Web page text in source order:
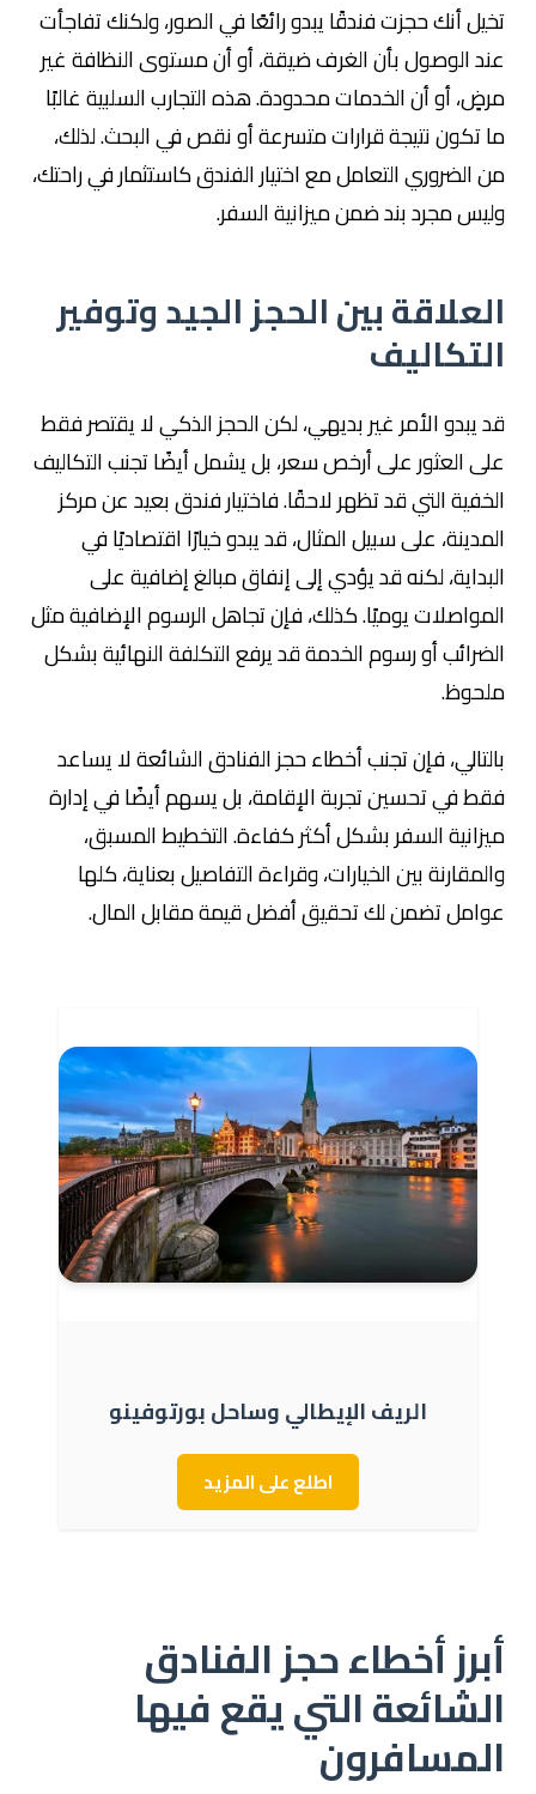
تخيل أنك حجزت فندقًا يبدو رائعًا في الصور، ولكنك تفاجأت
عند الوصول بأن الغرف ضيقة، أو أن مستوى النظافة غير
مرضٍ، أو أن الخدمات محدودة. هذه التجارب السلبية غالبًا
ما تكون نتيجة قرارات متسرعة أو نقص في البحث. لذلك،
من الضروري التعامل مع اختيار الفندق كاستثمار في راحتك،
وليس مجرد بند ضمن ميزانية السفر.
العلاقة بين الحجز الجيد وتوفير
التكاليف
قد يبدو الأمر غير بديهي، لكن الحجز الذكي لا يقتصر فقط
على العثور على أرخص سعر، بل يشمل أيضًا تجنب التكاليف
الخفية التي قد تظهر لاحقًا. فاختيار فندق بعيد عن مركز
المدينة، على سبيل المثال، قد يبدو خيارًا اقتصاديًا في
البداية، لكنه قد يؤدي إلى إنفاق مبالغ إضافية على
المواصلات يوميًا. كذلك، فإن تجاهل الرسوم الإضافية مثل
الضرائب أو رسوم الخدمة قد يرفع التكلفة النهائية بشكل
ملحوظ.
بالتالي، فإن تجنب أخطاء حجز الفنادق الشائعة لا يساعد
فقط في تحسين تجربة الإقامة، بل يسهم أيضًا في إدارة
ميزانية السفر بشكل أكثر كفاءة. التخطيط المسبق،
والمقارنة بين الخيارات، وقراءة التفاصيل بعناية، كلها
عوامل تضمن لك تحقيق أفضل قيمة مقابل المال.
الريف الإيطالي وساحل بورتوفينو
اطلع على المزيد
أبرز أخطاء حجز الفنادق
الشائعة التي يقع فيها
المسافرون